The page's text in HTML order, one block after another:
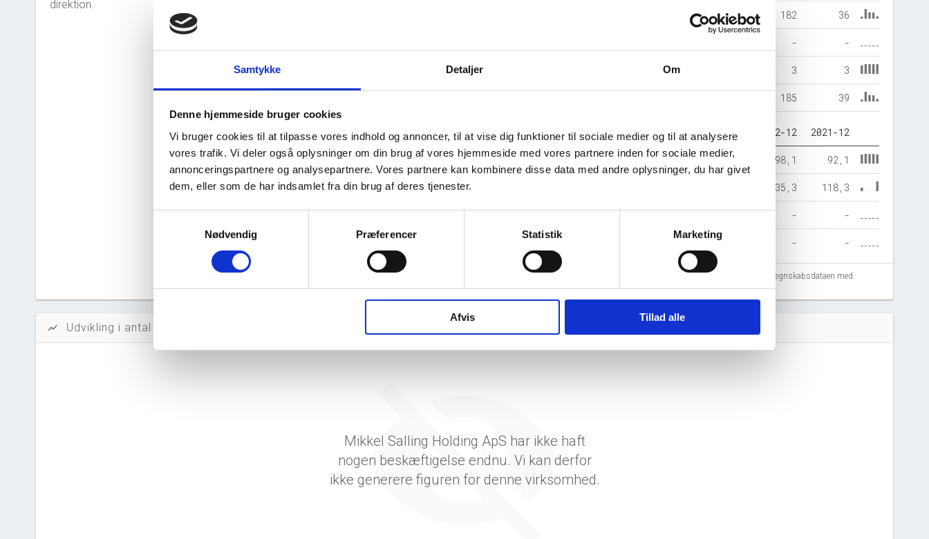
Samtykke Detaljer Om
Denne hjemmeside bruger cookies
Vi bruger cookies til at tilpasse vores indhold og annoncer, til at vise dig funktioner til sociale medier og til at analysere
vores trafik. Vi deler også oplysninger om din brug af vores hjemmeside med vores partnere inden for sociale medier,
annonceringspartnere og analysepartnere. Vores partnere kan kombinere disse data med andre oplysninger, du har givet
dem, eller som de har indsamlet fra din brug af deres tjenester.
Nødvendig
Præferencer Statistik Marketing
Afvis Tillad alle
direktion.
114 118 182 36
- -
Gældsforpligtelser 3 3
185 39
Nøgletal i % 2025-12 2024-12 2023-12 2022-12 2021-12
Soliditetsgrad 92,5 97,1 97,2 98,1 92,1
Likviditetsgrad 4.335,3 118,3
Afkastningsgrad - - - - -
- - -
Tal fra erhvervsstyrelsens regnskabs-API. eStatistik henviser til Erhvervsstyrelsen ved eventuelle fejlregistreringer. Vi anbefaler at krydstjekke regnskabsdataen med
årsrapporterne i PDF.
show_chart Udvikling i antal ansatte
Mikkel Salling Holding ApS har ikke haft
nogen beskæftigelse endnu. Vi kan derfor
ikke generere figuren for denne virksomhed.